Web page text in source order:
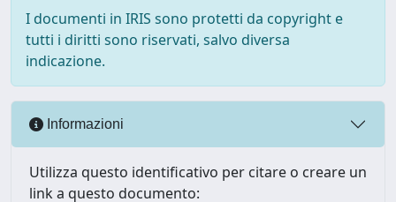
I documenti in IRIS sono protetti da copyright e
tutti i diritti sono riservati, salvo diversa
indicazione.
Informazioni
Utilizza questo identificativo per citare o creare un
link a questo documento: